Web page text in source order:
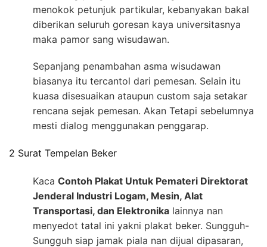
menokok petunjuk partikular, kebanyakan bakal
diberikan seluruh goresan kaya universitasnya
maka pamor sang wisudawan.
Sepanjang penambahan asma wisudawan
biasanya itu tercantol dari pemesan. Selain itu
kuasa disesuaikan ataupun custom saja setakar
rencana sejak pemesan. Akan Tetapi sebelumnya
mesti dialog menggunakan penggarap.
2 Surat Tempelan Beker
Kaca Contoh Plakat Untuk Pemateri Direktorat
Jenderal Industri Logam, Mesin, Alat
Transportasi, dan Elektronika lainnya nan
menyedot tatal ini yakni plakat beker. Sungguh-
Sungguh siap jamak piala nan dijual dipasaran,